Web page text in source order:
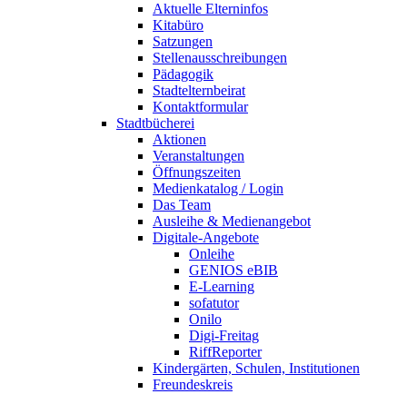
Aktuelle Elterninfos
Kitabüro
Satzungen
Stellenausschreibungen
Pädagogik
Stadtelternbeirat
Kontaktformular
Stadtbücherei
Aktionen
Veranstaltungen
Öffnungszeiten
Medienkatalog / Login
Das Team
Ausleihe & Medienangebot
Digitale-Angebote
Onleihe
GENIOS eBIB
E-Learning
sofatutor
Onilo
Digi-Freitag
RiffReporter
Kindergärten, Schulen, Institutionen
Freundeskreis